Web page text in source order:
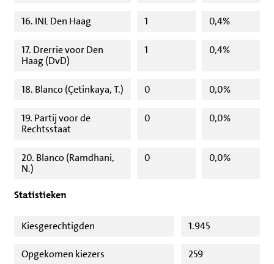
16. INL Den Haag 1 0,4%
17. Drerrie voor Den
Haag (DvD)
1 0,4%
18. Blanco (Çetinkaya, T.) 0 0,0%
19. Partij voor de
Rechtsstaat
0 0,0%
20. Blanco (Ramdhani,
N.)
0 0,0%
Statistieken
Kiesgerechtigden 1.945
Opgekomen kiezers 259